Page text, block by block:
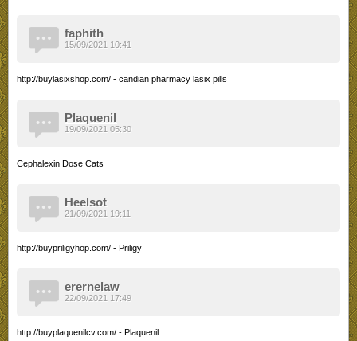
faphith
http://buylasixshop.com/ - candian pharmacy lasix pills
15/09/2021 10:41
Plaquenil
Cephalexin Dose Cats
19/09/2021 05:30
Heelsot
http://buypriligyhop.com/ - Priligy
21/09/2021 19:11
erernelaw
http://buyplaquenilcv.com/ - Plaquenil
22/09/2021 17:49